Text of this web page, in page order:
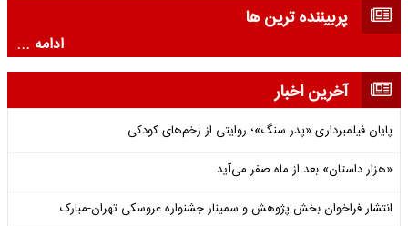
پربیننده ترین ها
ادامه ...
آخرین اخبار
پایان فیلمبرداری «پدر سنگ»؛ روایتی از زخم‌های کودکی
«هزار داستان» بعد از ماه صفر می‌آید
انتشار فراخوان بخش پژوهش و سمینار جشنواره عروسکی تهران-مبارک